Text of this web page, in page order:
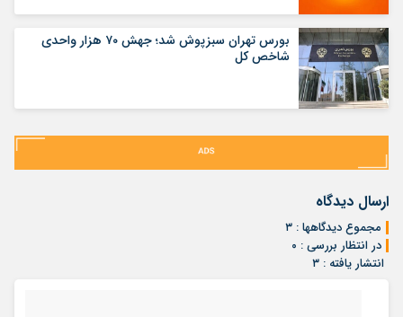
بورس تهران سبزپوش شد؛ جهش ۷۰ هزار واحدی
شاخص کل
ارسال دیدگاه
مجموع دیدگاهها : ۳
در انتظار بررسی : ۰
انتشار یافته : ۳